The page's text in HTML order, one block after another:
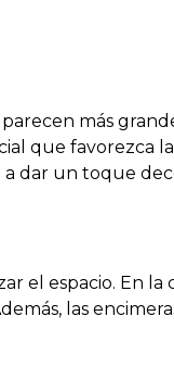
más
que favorezca
a dar un toque
el espacio. En
las